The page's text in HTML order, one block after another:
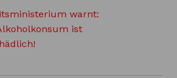
warnt:
ist